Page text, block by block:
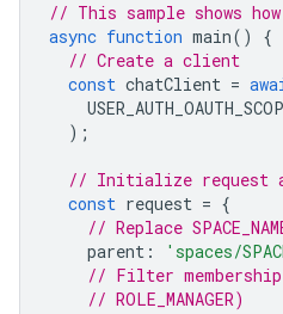
// This sample shows
async function main()
{
// Create a client
const chatClient =
);
// Initialize request
const request = {
// Replace
parent : 'spaces/
// Filter membership
// ROLE_MANAGER)